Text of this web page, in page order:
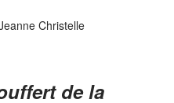
Christelle
de la